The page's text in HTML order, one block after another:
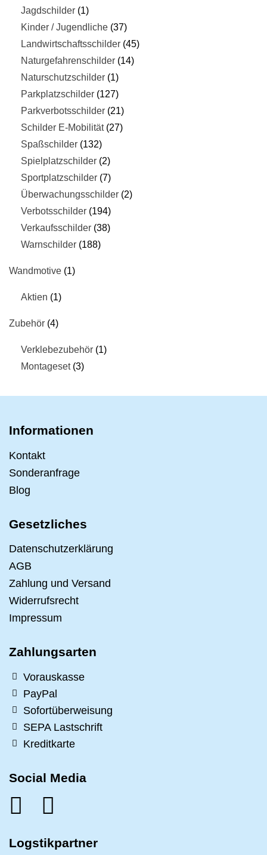
Jagdschilder 1
Kinder / Jugendliche 37
Landwirtschaftsschilder 45
Naturgefahrenschilder 14
Naturschutzschilder 1
Parkplatzschilder 127
Parkverbotsschilder 21
Schilder E-Mobilität 27
Spaßschilder 132
Spielplatzschilder 2
Sportplatzschilder 7
Überwachungsschilder 2
Verbotsschilder 194
Verkaufsschilder 38
Warnschilder 188
Wandmotive 1
Aktien 1
Zubehör 4
Verklebezubehör 1
Montageset 3
Informationen
Kontakt
Sonderanfrage
Blog
Gesetzliches
Datenschutzerklärung
AGB
Zahlung und Versand
Widerrufsrecht
Impressum
Zahlungsarten
Vorauskasse
PayPal
Sofortüberweisung
SEPA Lastschrift
Kreditkarte
Social Media
Logstikpartner